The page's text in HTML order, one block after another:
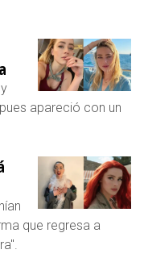
apareció con un
que regresa a